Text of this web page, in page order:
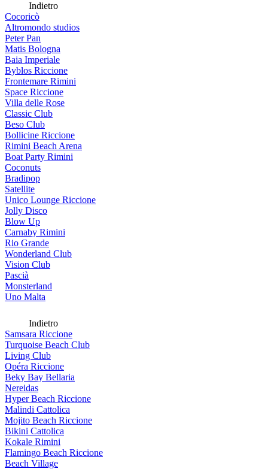
Indietro
Cocoricò
Altromondo studios
Peter Pan
Matis Bologna
Baia Imperiale
Byblos Riccione
Frontemare Rimini
Space Riccione
Villa delle Rose
Classic Club
Beso Club
Bollicine Riccione
Rimini Beach Arena
Boat Party Rimini
Coconuts
Bradipop
Satellite
Unico Lounge Riccione
Jolly Disco
Blow Up
Carnaby Rimini
Rio Grande
Wonderland Club
Vision Club
Pascià
Monsterland
Uno Malta
Indietro
Samsara Riccione
Turquoise Beach Club
Living Club
Opéra Riccione
Beky Bay Bellaria
Nereidas
Hyper Beach Riccione
Malindi Cattolica
Mojito Beach Riccione
Bikini Cattolica
Kokale Rimini
Flamingo Beach Riccione
Beach Village